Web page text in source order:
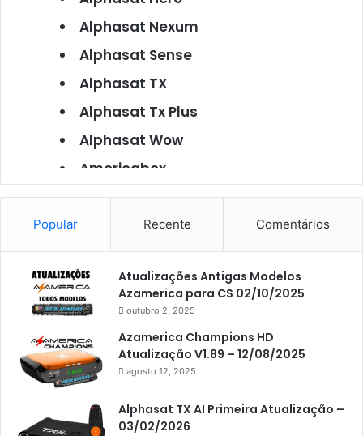
Alphasat Nexum
Alphasat Sense
Alphasat TX
Alphasat Tx Plus
Alphasat Wow
Americabox
Americabox S101
Americabox S105
Americabox S105 Plus
Americabox S205
Americabox S205 Plus
Americabox S305 Plus
Artcom
Athomics
Popular Recente Comentários
Atualizações Antigas Modelos
Azamerica para CS 02/10/2025
outubro 2, 2025
Azamerica Champions HD
Atualização V1.89 – 12/08/2025
agosto 12, 2025
Alphasat TX AI Primeira Atualização –
03/02/2026